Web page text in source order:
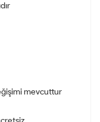
mevcuttur